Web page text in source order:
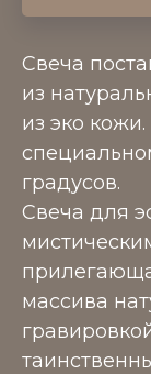
Свеча
из
из эко
градусов.
Свеча для
массива